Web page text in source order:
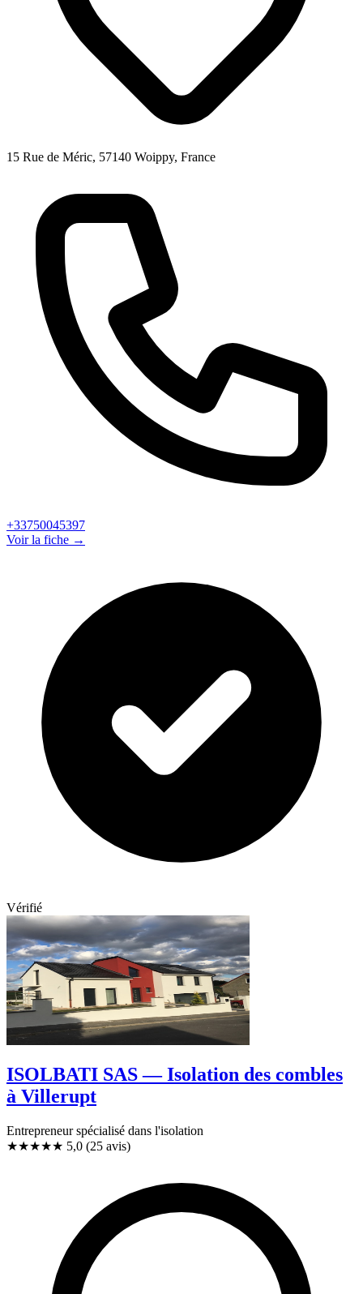
15 Rue de Méric, 57140 Woippy, France
+33750045397
Voir la fiche →
Vérifié
ISOLBATI SAS — Isolation des combles
à Villerupt
Entrepreneur spécialisé dans l'isolation
★★★★★ 5,0 (25 avis)